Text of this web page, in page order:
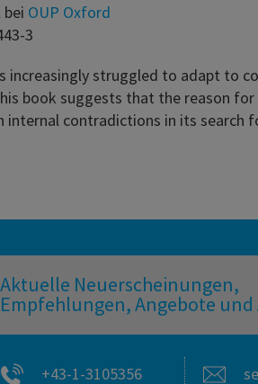
bei OUP Oxford
3
increasingly struggled to adapt to
book suggests that the reason
internal contradictions in its search
Aktuelle Neuerscheinungen,
Empfehlungen, Angebote
+43-1-3105356